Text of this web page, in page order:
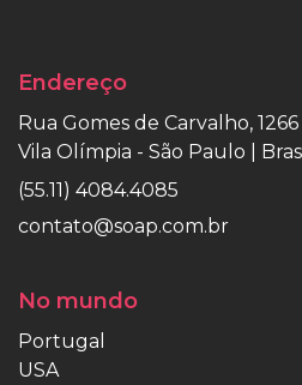
Endereço
Rua Gomes de Carvalho, 1266
Vila Olímpia - São Paulo |
(55.11) 4084.4085
contato@soap.com.br
No mundo
Portugal
USA